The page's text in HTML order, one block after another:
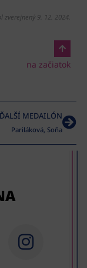
zverejnený 9. 12. 2024.
na začiatok
ĎALŠÍ MEDAILÓN
Pariláková, Soňa